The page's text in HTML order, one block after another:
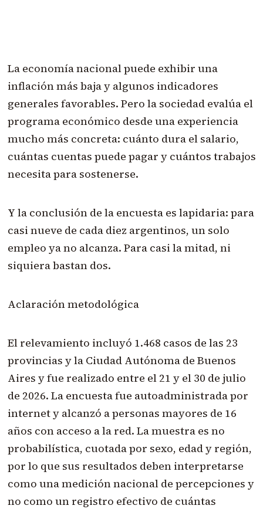
La economía nacional puede exhibir una
inflación más baja y algunos indicadores
generales favorables. Pero la sociedad evalúa el
programa económico desde una experiencia
mucho más concreta: cuánto dura el salario,
cuántas cuentas puede pagar y cuántos trabajos
necesita para sostenerse.
Y la conclusión de la encuesta es lapidaria: para
casi nueve de cada diez argentinos, un solo
empleo ya no alcanza. Para casi la mitad, ni
siquiera bastan dos.
Aclaración metodológica
El relevamiento incluyó 1.468 casos de las 23
provincias y la Ciudad Autónoma de Buenos
Aires y fue realizado entre el 21 y el 30 de julio
de 2026. La encuesta fue autoadministrada por
internet y alcanzó a personas mayores de 16
años con acceso a la red. La muestra es no
probabilística, cuotada por sexo, edad y región,
por lo que sus resultados deben interpretarse
como una medición nacional de percepciones y
no como un registro efectivo de cuántas